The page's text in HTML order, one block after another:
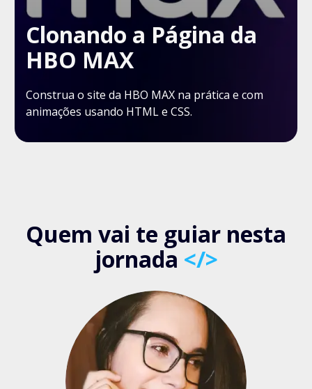
Clonando a Página da
HBO MAX
Construa o site da HBO MAX na prática e com
animações usando HTML e CSS.
Quem vai te guiar nesta
jornada </>